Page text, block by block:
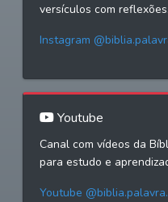
versículos com reflexões.
Instagram
Youtube
Canal com vídeos da
para estudo e
Youtube